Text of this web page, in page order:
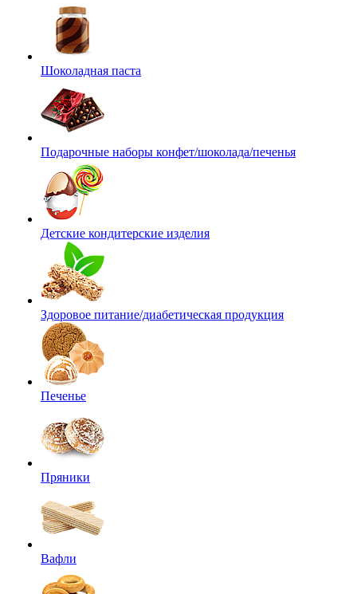
Шоколадная паста
Подарочные наборы конфет/шоколада/печенья
Детские кондитерские изделия
Здоровое питание/диабетическая продукция
Печенье
Пряники
Вафли